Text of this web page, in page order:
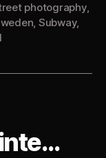
photography,
, Subway,